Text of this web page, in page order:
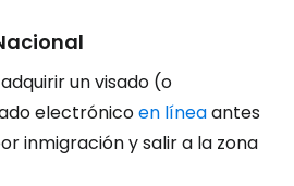
un visado (o
electrónicoen líneaantes
inmigración y salir a la zona